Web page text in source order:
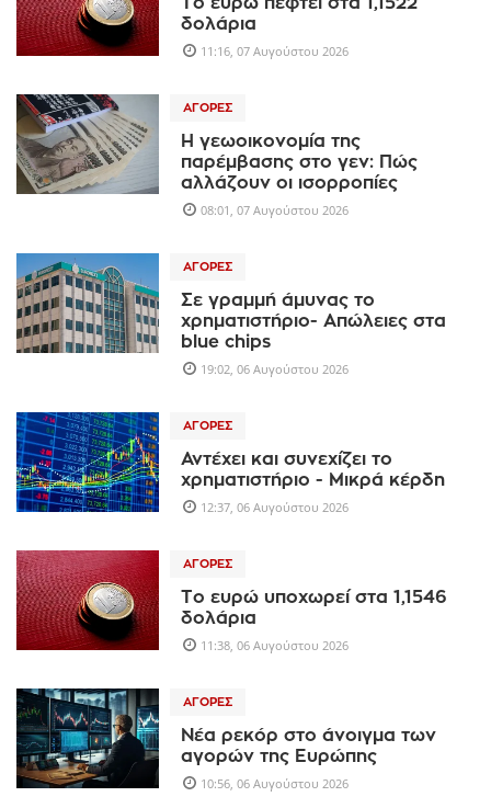
δολάρια
11:16, 07 Αυγούστου 2026
ΑΓΟΡΈΣ
Η γεωοικονομία της
παρέμβασης στο γεν: Πώς
αλλάζουν οι ισορροπίες
08:01, 07 Αυγούστου 2026
ΑΓΟΡΈΣ
Σε γραμμή άμυνας το
χρηματιστήριο- Απώλειες στα
blue chips
19:02, 06 Αυγούστου 2026
ΑΓΟΡΈΣ
Αντέχει και συνεχίζει το
χρηματιστήριο - Μικρά κέρδη
12:37, 06 Αυγούστου 2026
ΑΓΟΡΈΣ
Το ευρώ υποχωρεί στα 1,1546
δολάρια
11:38, 06 Αυγούστου 2026
ΑΓΟΡΈΣ
Νέα ρεκόρ στο άνοιγμα των
αγορών της Ευρώπης
10:56, 06 Αυγούστου 2026